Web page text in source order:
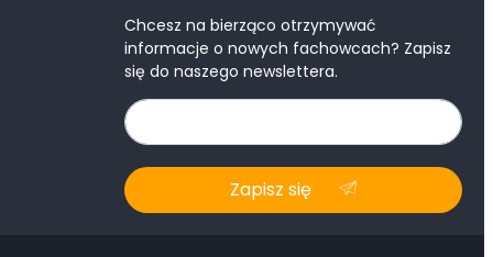
Chcesz na bierząco otrzymywać
informacje o nowych fachowcach? Zapisz
się do naszego newslettera.
Zapisz się